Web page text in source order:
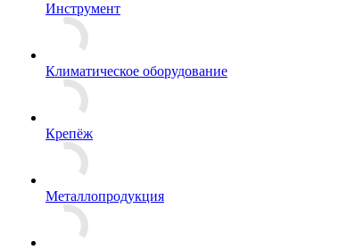
Инструмент
Климатическое оборудование
Крепёж
Металлопродукция